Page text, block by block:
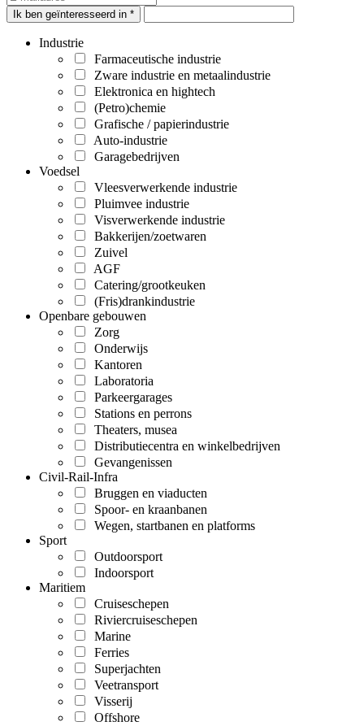
Ik ben geïnteresseerd in *
Industrie
Farmaceutische industrie
Zware industrie en metaalindustrie
Elektronica en hightech
(Petro)chemie
Grafische / papierindustrie
Auto-industrie
Garagebedrijven
Voedsel
Vleesverwerkende industrie
Pluimvee industrie
Visverwerkende industrie
Bakkerijen/zoetwaren
Zuivel
AGF
Catering/grootkeuken
(Fris)drankindustrie
Openbare gebouwen
Zorg
Onderwijs
Kantoren
Laboratoria
Parkeergarages
Stations en perrons
Theaters, musea
Distributiecentra en winkelbedrijven
Gevangenissen
Civil-Rail-Infra
Bruggen en viaducten
Spoor- en kraanbanen
Wegen, startbanen en platforms
Sport
Outdoorsport
Indoorsport
Maritiem
Cruiseschepen
Riviercruiseschepen
Marine
Ferries
Superjachten
Veetransport
Visserij
Offshore